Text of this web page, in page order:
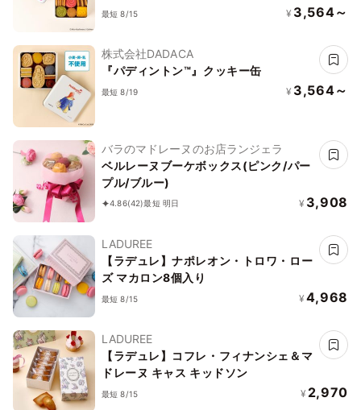
最短 8/15 ¥ 3,564～
株式会社DADACA
『パディントン™』クッキー缶
最短 8/19 ¥ 3,564～
バラのマドレーヌのお店ランジェラ
ベルレーヌブーケボックス(ピンク/パー
プル/ブルー)
4.86(42)最短 明日 ¥ 3,908
LADUREE
【ラデュレ】ナポレオン・トロワ・ロー
ズ マカロン8個入り
最短 8/15 ¥ 4,968
LADUREE
【ラデュレ】コフレ・フィナンシェ＆マ
ドレーヌ キャス キッドソン
最短 8/15 ¥ 2,970